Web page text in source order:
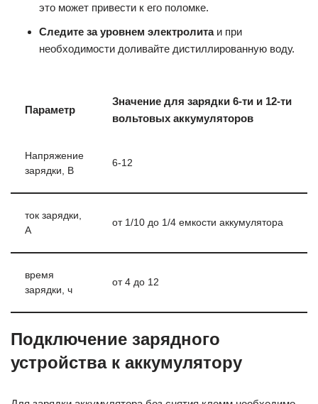
это может привести к его поломке.
Следите за уровнем электролитаи при
необходимости доливайте дистиллированную воду.
Параметр
Значение для зарядки 6-ти и 12-ти
вольтовых аккумуляторов
Напряжение
зарядки, В
6-12
ток зарядки,
А
от 1/10 до 1/4 емкости аккумулятора
время
зарядки, ч
от 4 до 12
Подключение зарядного
устройства к аккумулятору